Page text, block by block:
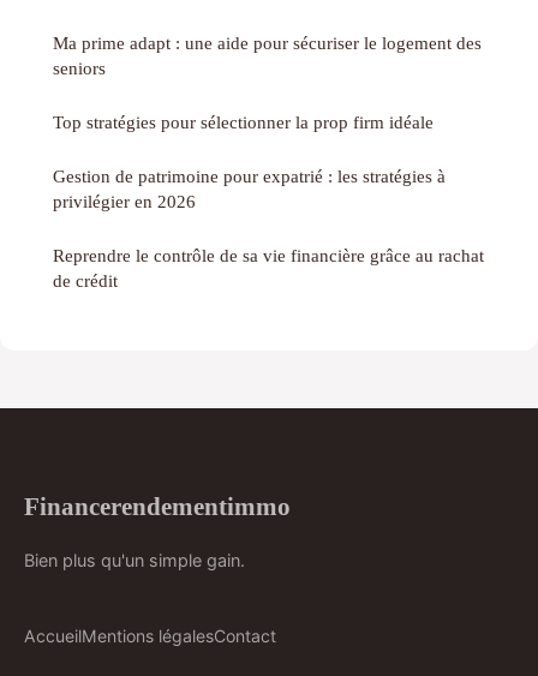
Ma prime adapt : une aide pour sécuriser le logement des
seniors
Top stratégies pour sélectionner la prop firm idéale
Gestion de patrimoine pour expatrié : les stratégies à
privilégier en 2026
Reprendre le contrôle de sa vie financière grâce au rachat
de crédit
Financerendementimmo
Bien plus qu'un simple gain.
AccueilMentions légalesContact